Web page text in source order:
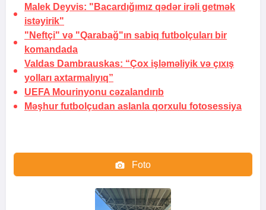
Malek Deyvis: "Bacardığımız qədər irəli getmək
istəyirik"
"Neftçi" və "Qarabağ"ın sabiq futbolçuları bir
komandada
Valdas Dambrauskas: “Çox işləməliyik və çıxış
yolları axtarmalıyıq”
UEFA Mourinyonu cəzalandırıb
Məşhur futbolçudan aslanla qorxulu fotosessiya
Foto
Video